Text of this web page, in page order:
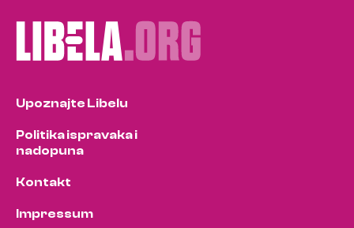
Upoznajte Libelu
Politika ispravaka i
nadopuna
Kontakt
Impressum